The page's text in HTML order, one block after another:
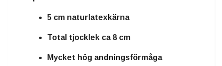
5 cm naturlatexkärna
Total tjocklek ca 8 cm
Mycket hög andningsförmåga